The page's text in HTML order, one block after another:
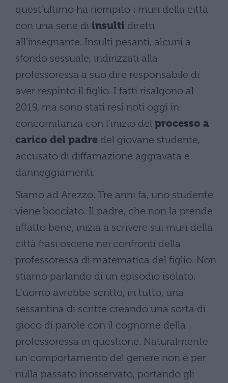
quest’ultimo ha riempito i muri della città
con una serie di insulti diretti
all’insegnante. Insulti pesanti, alcuni a
sfondo sessuale, indirizzati alla
professoressa a suo dire responsabile di
aver respinto il figlio. I fatti risalgono al
2019, ma sono stati resi noti oggi in
concomitanza con l’inizio del processo a
carico del padre del giovane studente,
accusato di diffamazione aggravata e
danneggiamenti.
Siamo ad Arezzo. Tre anni fa, uno studente
viene bocciato. Il padre, che non la prende
affatto bene, inizia a scrivere sui muri della
città frasi oscene nei confronti della
professoressa di matematica del figlio. Non
stiamo parlando di un episodio isolato.
L’uomo avrebbe scritto, in tutto, una
sessantina di scritte creando una sorta di
gioco di parole con il cognome della
professoressa in questione. Naturalmente
un comportamento del genere non è per
nulla passato inosservato, portando gli